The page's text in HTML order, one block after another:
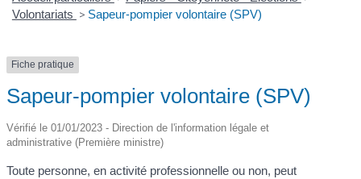
Volontariats > Sapeur-pompier volontaire (SPV)
Fiche pratique
Sapeur-pompier volontaire (SPV)
Vérifié le 01/01/2023 - Direction de l'information légale et
administrative (Première ministre)
Toute personne, en activité professionnelle ou non, peut